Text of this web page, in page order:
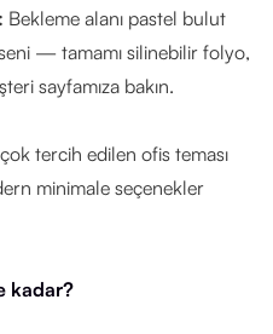
Bekleme alanı pastel bulut
— tamamı silinebilir folyo,
sayfamıza bakın.
tercih edilen ofis teması
minimale seçenekler
kadar?